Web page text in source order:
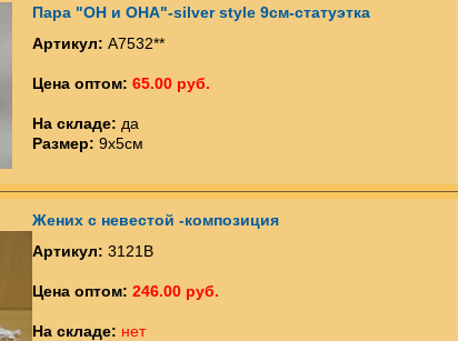
Пара "ОН и ОНА"-silver style 9см-статуэтка
Артикул: А7532**
Цена оптом: 65.00 руб.
На складе: да
Размер: 9х5см
Жених с невестой -композиция
Артикул: 3121В
Цена оптом: 246.00 руб.
На складе: нет